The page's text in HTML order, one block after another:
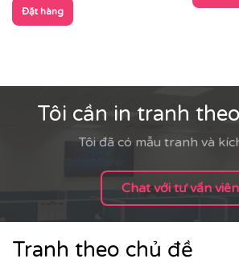
✨Chất liệu vải in cao cấp
Tăng độ bám mực, cho hình
động.
Đặt hàng
Tôi cần in tranh
Tôi đã có mẫu tranh và
Chat với tư vấn viên
Tranh theo chủ đề